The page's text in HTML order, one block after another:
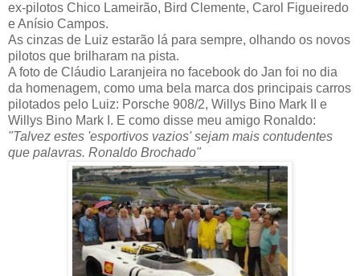
ex-pilotos Chico Lameirão, Bird Clemente, Carol Figueiredo
e Anísio Campos.
As cinzas de Luiz estarão lá para sempre, olhando os novos
pilotos que brilharam na pista.
A foto de Cláudio Laranjeira no facebook do Jan foi no dia
da homenagem, como uma bela marca dos principais carros
pilotados pelo Luiz: Porsche 908/2, Willys Bino Mark II e
Willys Bino Mark I. E como disse meu amigo Ronaldo:
"Talvez estes 'esportivos vazios' sejam mais contudentes
que palavras. Ronaldo Brochado"